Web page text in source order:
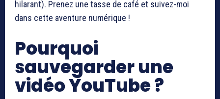
hilarant). Prenez une tasse de café et suivez-moi
dans cette aventure numérique !
Pourquoi
sauvegarder une
vidéo YouTube ?